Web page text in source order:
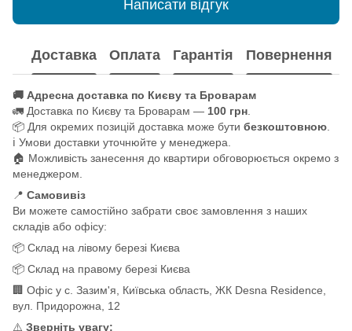
Написати відгук
Доставка Оплата Гарантія Повернення
🚚 Адресна доставка по Києву та Броварам
🚛 Доставка по Києву та Броварам — 100 грн
📦 Для окремих позицій доставка може бути безкоштовною
ℹ️ Умови доставки уточнюйте у менеджера.
🏠 Можливість занесення до квартири обговорюється окремо з
менеджером.
📍 Самовивіз
Ви можете самостійно забрати своє замовлення з наших
складів або офісу:
📦 Склад на лівому березі Києва
📦 Склад на правому березі Києва
🏢 Офіс у с. Зазим'я, Київська область, ЖК Desna Residence,
вул. Придорожна, 12
⚠️ Зверніть увагу: